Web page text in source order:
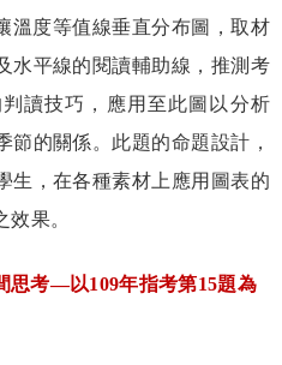
溫度等值線垂直分布圖，取材
水平線的閱讀輔助線，推測考
讀技巧，應用至此圖以分析
節的關係。此題的命題設計，
生，在各種素材上應用圖表的
果。
思考—以109年指考第15題為